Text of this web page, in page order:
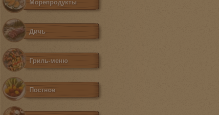
Морепродукты
Дичь
Гриль-меню
Постное